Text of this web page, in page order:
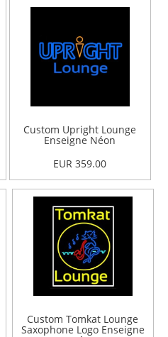
Custom Upright Lounge
Enseigne Néon
EUR 359.00
Custom Tomkat Lounge
Saxophone Logo Enseigne